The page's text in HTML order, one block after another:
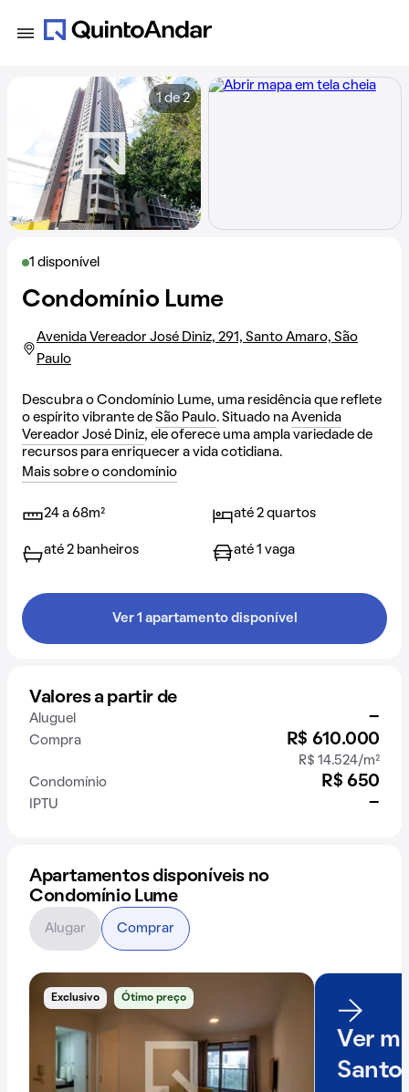
1 disponível
Condomínio Lume
Avenida Vereador José Diniz, 291, Santo Amaro, São
Paulo
Descubra o Condomínio Lume, uma residência que reflete
o espírito vibrante de São Paulo. Situado na Avenida
Vereador José Diniz, ele oferece uma ampla variedade de
recursos para enriquecer a vida cotidiana.
Mais sobre o condomínio
24 a 68m² até 2 quartos
até 2 banheiros até 1 vaga
Ver 1 apartamento disponível
Valores a partir de
Aluguel -
Compra R$ 610.000
R$ 14.524/m²
Condomínio
R$ 650
IPTU -
1 de 2
Apartamentos disponíveis no
Condomínio Lume
Exclusivo Ótimo preço
Ver
Alugar Comprar